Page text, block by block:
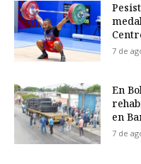
7 de
En
en
7 de